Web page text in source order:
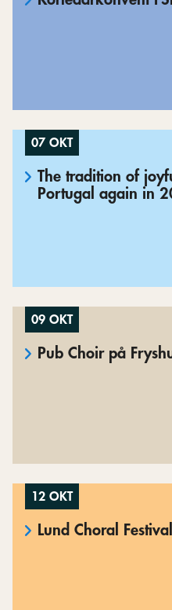
07 OKT
The tradition of
Portugal again in
09 OKT
Pub Choir på
12 OKT
Lund Choral